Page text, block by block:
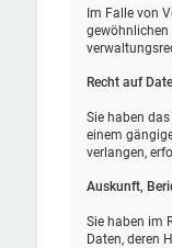
Im Falle von
gewöhnlichen
Recht auf
Sie haben
einem
verlangen,
Auskunft,
Sie haben im
Daten, deren